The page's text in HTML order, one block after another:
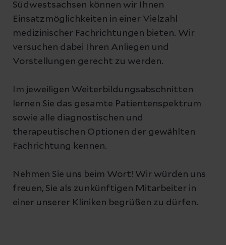
Südwestsachsen können wir Ihnen
Einsatzmöglichkeiten in einer Vielzahl
medizinischer Fachrichtungen bieten. Wir
versuchen dabei Ihren Anliegen und
Vorstellungen gerecht zu werden.
Im jeweiligen Weiterbildungsabschnitten
lernen Sie das gesamte Patientenspektrum
sowie alle diagnostischen und
therapeutischen Optionen der gewählten
Fachrichtung kennen.
Nehmen Sie uns beim Wort! Wir würden uns
freuen, Sie als zunkünftigen Mitarbeiter in
einer unserer Kliniken begrüßen zu dürfen.